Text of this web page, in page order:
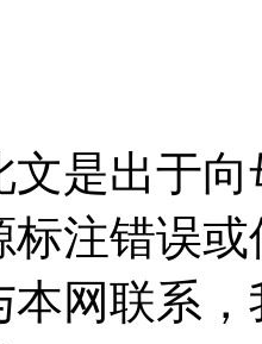
文是出于
标注错误
本网联系